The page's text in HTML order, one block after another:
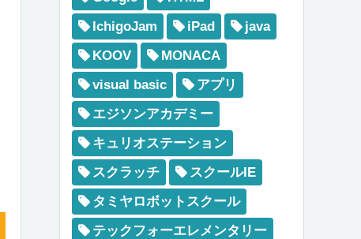
IchigoJam
iPad
java
KOOV
MONACA
visual basic
アプリ
エジソンアカデミー
キュリオステーション
スクラッチ
スクールIE
タミヤロボットスクール
テックフォーエレメンタリー